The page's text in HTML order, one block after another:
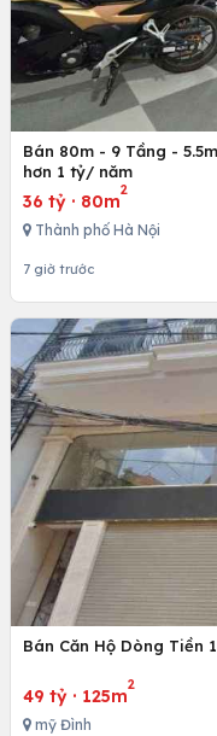
Bán 80m - 9 Tầng -
hơn 1 tỷ/ năm
36 tỷ · 80m
2
Thành phố Hà Nội
7 giờ trước
Bán Căn Hộ Dòng Tiền
49 tỷ · 125m
2
mỹ Đình